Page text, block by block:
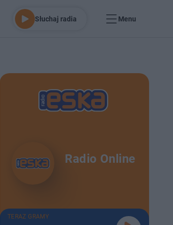
Słuchaj radia Menu
Radio Online
TERAZ GRAMY